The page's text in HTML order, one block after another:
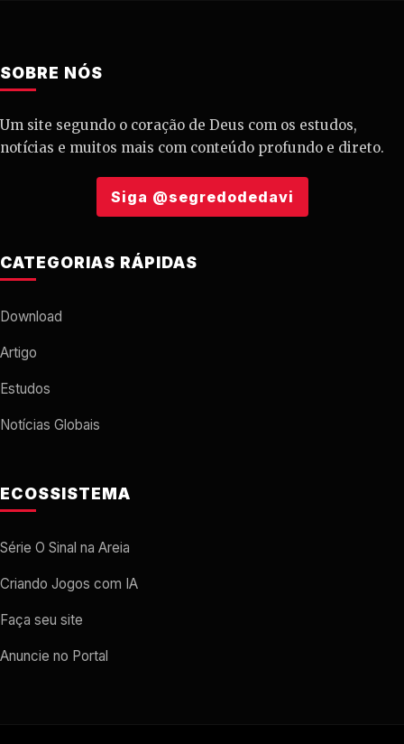
SOBRE NÓS
Um site segundo o coração de Deus com os estudos,
notícias e muitos mais com conteúdo profundo e direto.
Siga @segredodedavi
CATEGORIAS RÁPIDAS
Download
Artigo
Estudos
Notícias Globais
ECOSSISTEMA
Série O Sinal na Areia
Criando Jogos com IA
Faça seu site
Anuncie no Portal